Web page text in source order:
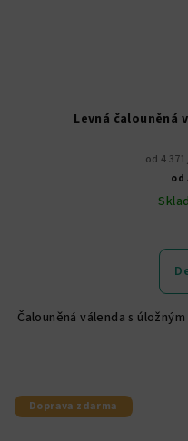
Levná čalouněná
od 4
od
Čalouněná válenda s
Doprava zdarma